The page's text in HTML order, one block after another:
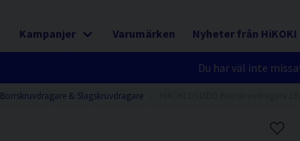
Kampanjer Varumärken Nyheter från HiKOKI
Du har väl inte
Borrskruvdragare & Slagskruvdragare